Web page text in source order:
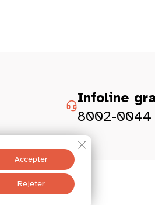
Infoline
8002-0044
Mentions légales
Accepter
Rejeter
Fermer la bannière